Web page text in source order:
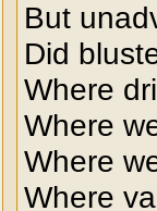
But
Did
Where
Where
Where
Where